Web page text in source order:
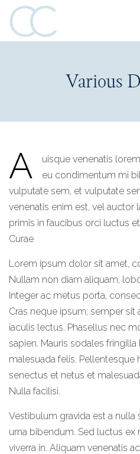
Various
A
uisque venenatis
eu condimentum mi
vulputate sem, et vulputate
venenatis enim est, vel auctor
primis in faucibus orci luctus
Curae
Lorem ipsum dolor sit amet,
Nullam non diam aliquam,
Integer ac metus porta,
Cras neque ipsum, semper sit
iaculis lectus. Phasellus nec
sapien. Mauris sodales
malesuada felis. Pellentesque
senectus et netus et
Nulla facilisi.
Vestibulum gravida est a nulla
urna bibendum. Sed luctus ex
viverra in. Aliquam venenatis